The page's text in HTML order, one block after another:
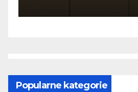
Popularne kategorie